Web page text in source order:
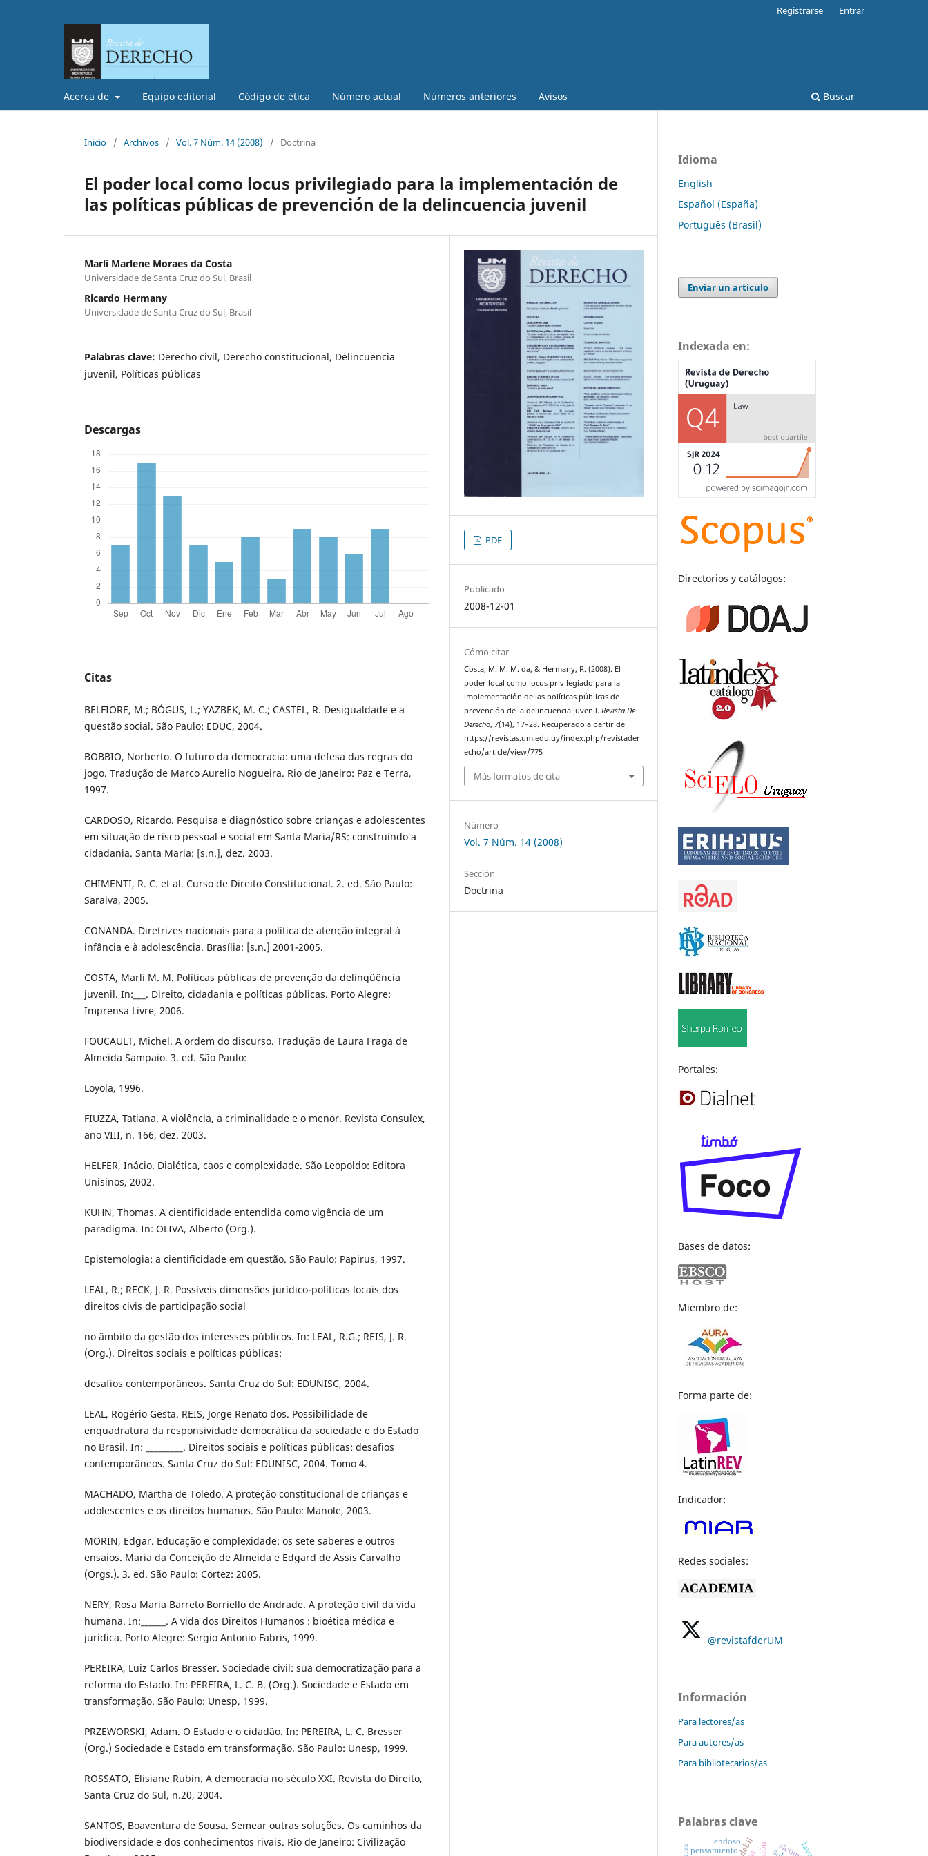
Acerca de Equipo editorial Código de ética Número actual Números anteriores Avisos Buscar
Registrarse Entrar
Inicio / Archivos / Vol. 7 Núm. 14 (2008) / Doctrina
El poder local como locus privilegiado para la implementación de
las políticas públicas de prevención de la delincuencia juvenil
Marli Marlene Moraes da Costa
Universidade de Santa Cruz do Sul, Brasil
Ricardo Hermany
Universidade de Santa Cruz do Sul, Brasil
Palabras clave: Derecho civil, Derecho constitucional, Delincuencia
juvenil, Políticas públicas
Descargas
Citas
BELFIORE, M.; BÓGUS, L.; YAZBEK, M. C.; CASTEL, R. Desigualdade e a
questão social. São Paulo: EDUC, 2004.
BOBBIO, Norberto. O futuro da democracia: uma defesa das regras do
jogo. Tradução de Marco Aurelio Nogueira. Rio de Janeiro: Paz e Terra,
1997.
CARDOSO, Ricardo. Pesquisa e diagnóstico sobre crianças e adolescentes
em situação de risco pessoal e social em Santa Maria/RS: construindo a
cidadania. Santa Maria: [s.n.], dez. 2003.
CHIMENTI, R. C. et al. Curso de Direito Constitucional. 2. ed. São Paulo:
Saraiva, 2005.
CONANDA. Diretrizes nacionais para a política de atenção integral à
infância e à adolescência. Brasília: [s.n.] 2001-2005.
COSTA, Marli M. M. Políticas públicas de prevenção da delinqüência
juvenil. In:___. Direito, cidadania e políticas públicas. Porto Alegre:
Imprensa Livre, 2006.
FOUCAULT, Michel. A ordem do discurso. Tradução de Laura Fraga de
Almeida Sampaio. 3. ed. São Paulo:
Loyola, 1996.
FIUZZA, Tatiana. A violência, a criminalidade e o menor. Revista Consulex,
ano VIII, n. 166, dez. 2003.
HELFER, Inácio. Dialética, caos e complexidade. São Leopoldo: Editora
Unisinos, 2002.
KUHN, Thomas. A cientificidade entendida como vigência de um
paradigma. In: OLIVA, Alberto (Org.).
Epistemologia: a cientificidade em questão. São Paulo: Papirus, 1997.
LEAL, R.; RECK, J. R. Possíveis dimensões jurídico-políticas locais dos
direitos civis de participação social
no âmbito da gestão dos interesses públicos. In: LEAL, R.G.; REIS, J. R.
(Org.). Direitos sociais e políticas públicas:
desafios contemporâneos. Santa Cruz do Sul: EDUNISC, 2004.
LEAL, Rogério Gesta. REIS, Jorge Renato dos. Possibilidade de
enquadratura da responsividade democrática da sociedade e do Estado
no Brasil. In: _________. Direitos sociais e políticas públicas: desafios
contemporâneos. Santa Cruz do Sul: EDUNISC, 2004. Tomo 4.
MACHADO, Martha de Toledo. A proteção constitucional de crianças e
adolescentes e os direitos humanos. São Paulo: Manole, 2003.
MORIN, Edgar. Educação e complexidade: os sete saberes e outros
ensaios. Maria da Conceição de Almeida e Edgard de Assis Carvalho
(Orgs.). 3. ed. São Paulo: Cortez: 2005.
NERY, Rosa Maria Barreto Borriello de Andrade. A proteção civil da vida
humana. In:______. A vida dos Direitos Humanos : bioética médica e
jurídica. Porto Alegre: Sergio Antonio Fabris, 1999.
PEREIRA, Luiz Carlos Bresser. Sociedade civil: sua democratização para a
reforma do Estado. In: PEREIRA, L. C. B. (Org.). Sociedade e Estado em
transformação. São Paulo: Unesp, 1999.
PRZEWORSKI, Adam. O Estado e o cidadão. In: PEREIRA, L. C. Bresser
(Org.) Sociedade e Estado em transformação. São Paulo: Unesp, 1999.
ROSSATO, Elisiane Rubin. A democracia no século XXI. Revista do Direito,
Santa Cruz do Sul, n.20, 2004.
SANTOS, Boaventura de Sousa. Semear outras soluções. Os caminhos da
biodiversidade e dos conhecimentos rivais. Rio de Janeiro: Civilização
PDF
Publicado
2008-12-01
Cómo citar
Costa, M. M. M. da, & Hermany, R. (2008). El
poder local como locus privilegiado para la
implementación de las políticas públicas de
prevención de la delincuencia juvenil.Revista De
Derecho, 7(14), 17–28. Recuperado a partir de
https://revistas.um.edu.uy/index.php/revistader
echo/article/view/775
Más formatos de cita
Número
Vol. 7 Núm. 14 (2008)
Sección
Doctrina
Idioma
English
Español (España)
Português (Brasil)
Enviar un artículo
Indexada en:
Directorios y catálogos:
Portales:
Bases de datos:
Miembro de:
Forma parte de:
Indicador:
Redes sociales:
@revistafderUM
Información
Para lectores/as
Para autores/as
Para bibliotecarios/as
Palabras clave
pensamiento
endoso victima